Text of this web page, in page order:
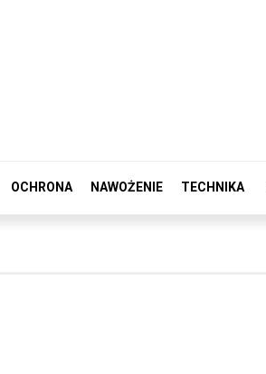
OCHRONA NAWOŻENIE TECHNIKA